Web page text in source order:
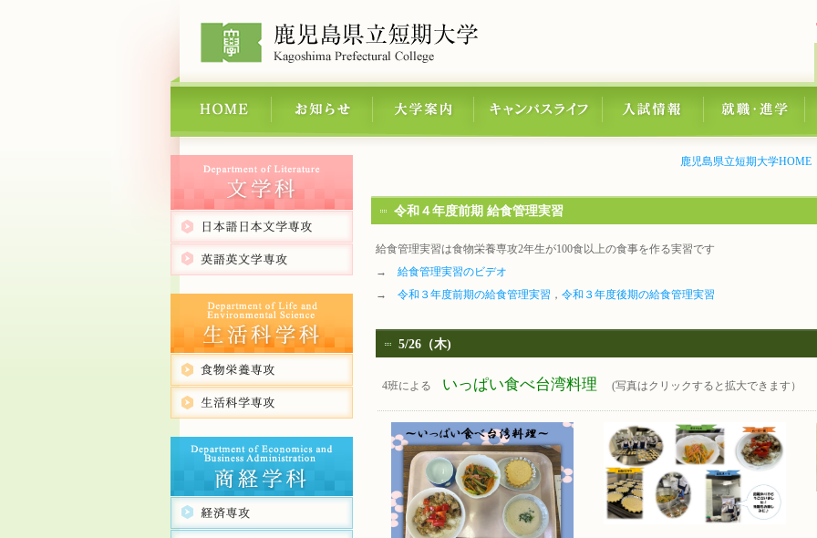
鹿児島県立短期大学HOME
令和４年度前期 給食管理実習
給食管理実習は食物栄養専攻2年生が100食以上の食事を作る実習です
→ 給食管理実習のビデオ
→ 令和３年度前期の給食管理実習 ， 令和３年度後期の給食管理実習
5/26（木)
4班による いっぱい食べ台湾料理 (写真はクリックすると拡大できます）